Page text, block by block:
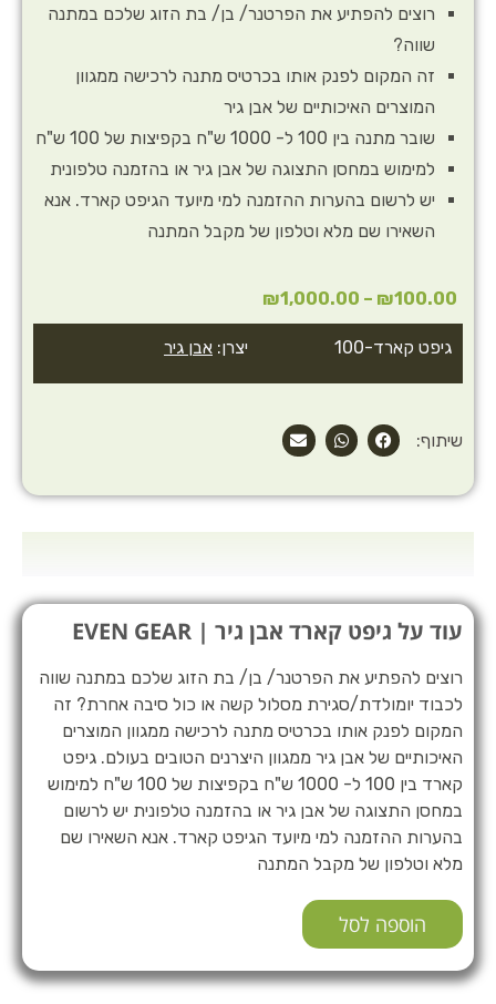
גיפט קארד-100 יצרן: אבן גיר
רוצים להפתיע את הפרטנר/ בן/ בת הזוג שלכם במתנה
שווה?
זה המקום לפנק אותו בכרטיס מתנה לרכישה ממגוון
המוצרים האיכותיים של אבן גיר
שובר מתנה בין 100 ל- 1000 ש"ח בקפיצות של 100 ש"ח
למימוש במחסן התצוגה של אבן גיר או בהזמנה טלפונית
יש לרשום בהערות ההזמנה למי מיועד הגיפט קארד. אנא
השאירו שם מלא וטלפון של מקבל המתנה
₪100.00
–
₪1,000.00
שיתוף:
עוד על גיפט קארד אבן גיר | EVEN GEAR
רוצים להפתיע את הפרטנר/ בן/ בת הזוג שלכם במתנה שווה
לכבוד יומולדת/סגירת מסלול קשה או כול סיבה אחרת? זה
המקום לפנק אותו בכרטיס מתנה לרכישה ממגוון המוצרים
האיכותיים של אבן גיר ממגוון היצרנים הטובים בעולם. גיפט
קארד בין 100 ל- 1000 ש"ח בקפיצות של 100 ש"ח למימוש
במחסן התצוגה של אבן גיר או בהזמנה טלפונית יש לרשום
בהערות ההזמנה למי מיועד הגיפט קארד. אנא השאירו שם
מלא וטלפון של מקבל המתנה
הוספה לסל